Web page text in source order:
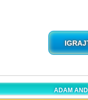
ADAM AND